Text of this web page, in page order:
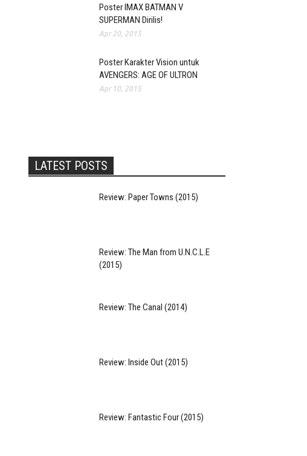
Poster IMAX BATMAN V
SUPERMAN Dirilis!
Apr 20, 2015
Poster Karakter Vision untuk
AVENGERS: AGE OF ULTRON
Apr 10, 2015
LATEST POSTS
Review: Paper Towns (2015)
Review: The Man from U.N.C.L.E
(2015)
Review: The Canal (2014)
Review: Inside Out (2015)
Review: Fantastic Four (2015)